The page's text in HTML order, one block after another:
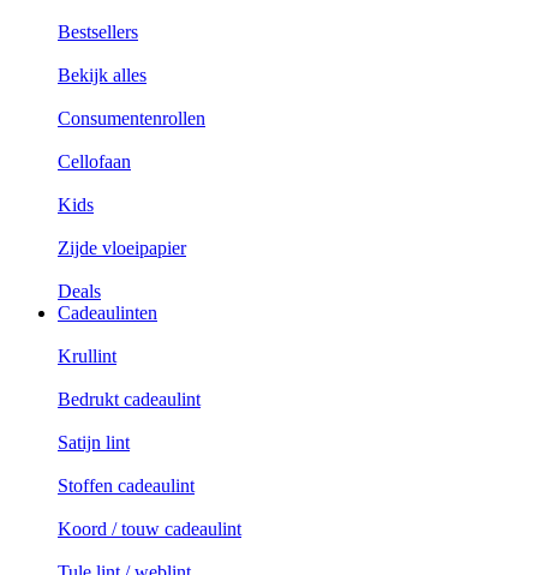
Bestsellers
Bekijk alles
Consumentenrollen
Cellofaan
Kids
Zijde vloeipapier
Deals
Cadeaulinten
Krullint
Bedrukt cadeaulint
Satijn lint
Stoffen cadeaulint
Koord / touw cadeaulint